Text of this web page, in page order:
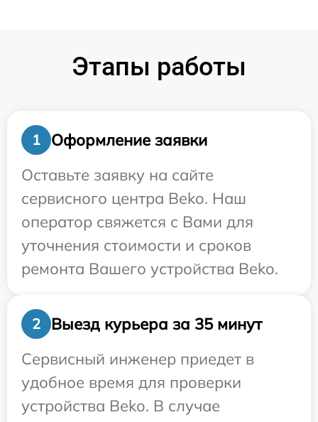
Этапы работы
1
Оформление заявки
Оставьте заявку на сайте
сервисного центра Beko. Наш
оператор свяжется с Вами для
уточнения стоимости и сроков
ремонта Вашего устройства Beko.
2
Выезд курьера за 35 минут
Сервисный инженер приедет в
удобное время для проверки
устройства Beko. В случае